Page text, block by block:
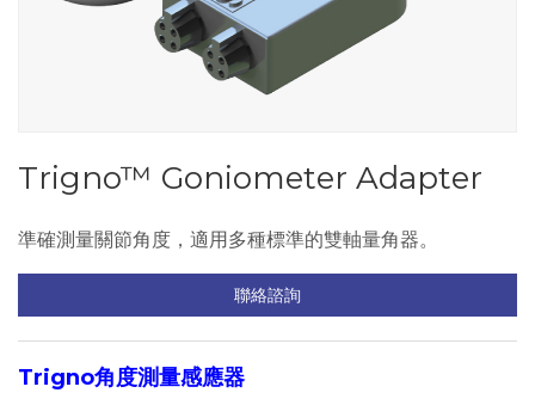
Trigno™ Goniometer Adapter
準確測量關節角度，適用多種標準的雙軸量角器。
聯絡諮詢
Trigno角度測量感應器